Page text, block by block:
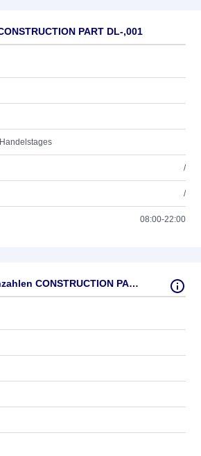
PART DL-,001
/
/
08:00-22:00
Fundamentale Kennzahlen CONSTRUCTION PART DL-,001